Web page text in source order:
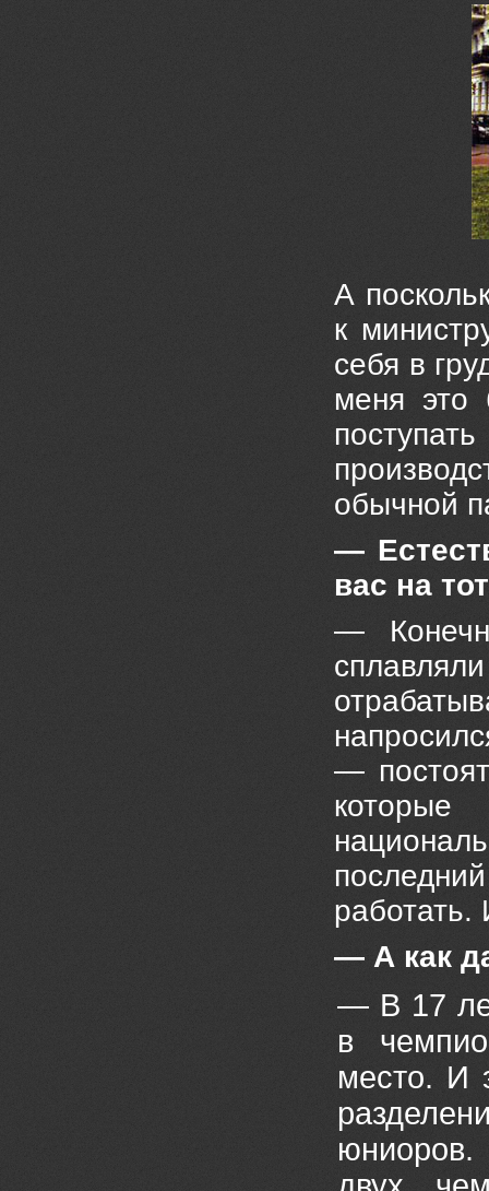
А
к
себя в
меня это
обычной
—
вас на
—
—
работать.
— А как
— В 17
в
место. И